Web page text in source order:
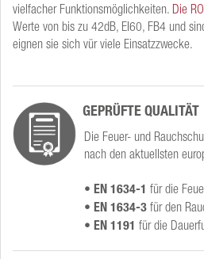
vielfacher Funktionsmöglichkeiten. Die
Werte von bis zu 42dB, EI60, FB4 und
eignen sie sich vür viele Einsatzzwecke.
GEPRÜFTE QUALITÄT
Die Feuer- und
nach den aktuellsten
• EN 1634-1 für die
• EN 1634-3 für den
• EN 1191 für die